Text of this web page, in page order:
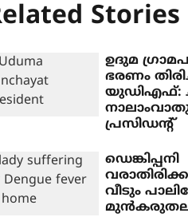
Stories
ഉദുമ
ഭരണം
യുഡിഎഫ്:
പ്രസിഡന്റ്
ഡെങ്കിപ്പനി
വീടും